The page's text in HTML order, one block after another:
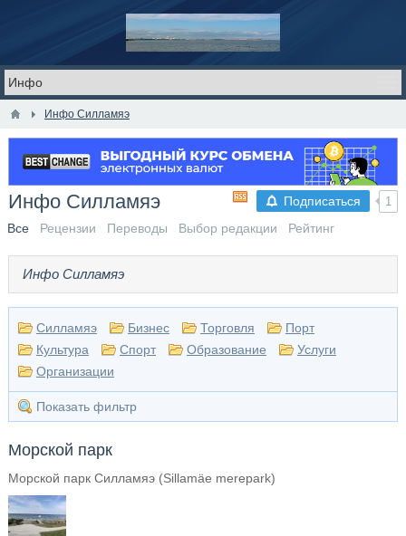
Инфо Силламяэ
Подписаться 1
Инфо Силламяэ
Все Рецензии Переводы Выбор редакции Рейтинг
Инфо Силламяэ
Силламяэ ​Бизнес Торговля
Порт
Культура
Спорт Образование
Услуги
Организации
Показать фильтр
Морской парк
Морской парк Силламяэ (Sillamäe merepark)